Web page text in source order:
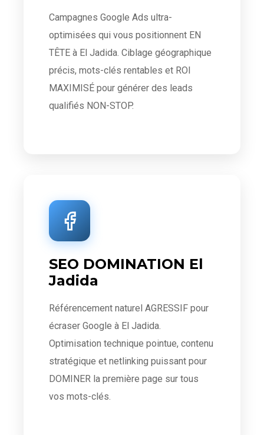
Campagnes Google Ads ultra-
optimisées qui vous positionnent EN
TÊTE à El Jadida. Ciblage géographique
précis, mots-clés rentables et ROI
MAXIMISÉ pour générer des leads
qualifiés NON-STOP.
SEO DOMINATION El
Jadida
Référencement naturel AGRESSIF pour
écraser Google à El Jadida.
Optimisation technique pointue, contenu
stratégique et netlinking puissant pour
DOMINER la première page sur tous
vos mots-clés.